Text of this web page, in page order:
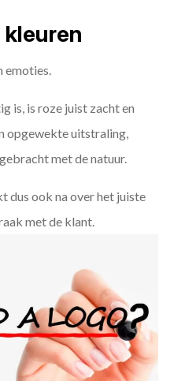
kleuren
emoties.
is, is roze juist zacht en
opgewekte uitstraling,
met de natuur.
dus ook na over het juiste
met de klant.